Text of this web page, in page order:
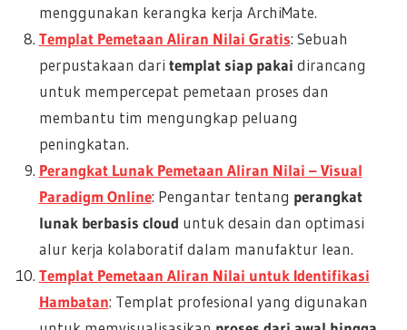
menggunakan kerangka kerja ArchiMate.
Templat Pemetaan Aliran Nilai Gratis: Sebuah
perpustakaan dari templat siap pakai dirancang
untuk mempercepat pemetaan proses dan
membantu tim mengungkap peluang
peningkatan.
Perangkat Lunak Pemetaan Aliran Nilai – Visual
Paradigm Online: Pengantar tentang perangkat
lunak berbasis cloud untuk desain dan optimasi
alur kerja kolaboratif dalam manufaktur lean.
Templat Pemetaan Aliran Nilai untuk Identifikasi
Hambatan: Templat profesional yang digunakan